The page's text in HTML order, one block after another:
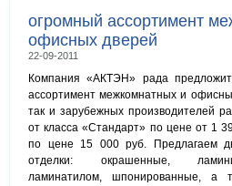
огромный ассортимент
офисных дверей
22-09-2011
Компания «АКТЭН» рада
ассортимент межкомнатных и
так и зарубежных производителей
от класса «Стандарт» по цене от 1
по цене 15 000 руб. Предлагаем
отделки: окрашенные,
ламинатилом, шпонированные, а